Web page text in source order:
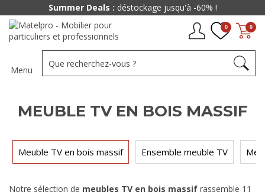
0
0
Menu
MEUBLE TV EN BOIS MASSIF
Meuble TV en bois massif Ensemble meuble TV
Notre sélection de meubles TV en bois massif rassemble 11
Summer Deals : déstockage jusqu'à -60% !